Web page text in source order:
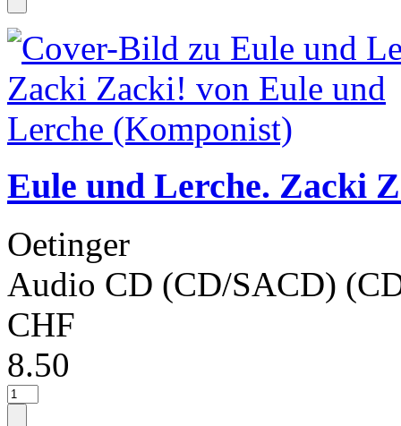
Eule und Lerche. Zacki
Oetinger
Audio CD (CD/SACD)
CHF
8.50